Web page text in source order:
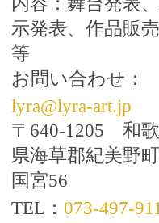
示発表、作品販売
等
お問い合わせ：
lyra@lyra-art.jp
〒 640-1205 和
県海草郡紀美野
国宮56
TEL ： 073-497-